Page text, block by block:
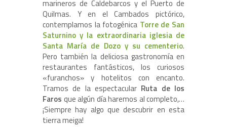
marineros de Caldebarcos y el Puerto de
Quilmas. Y en el Cambados pictórico,
contemplamos la fotogénica Torre de San
Saturnino y la extraordinaria iglesia de
Santa María de Dozo y su cementerio.
Pero también la deliciosa gastronomía en
restaurantes fantásticos, los curiosos
«furanchos» y hotelitos con encanto.
Tramos de la espectacular Ruta de los
Faros que algún día haremos al completo,…
¡Siempre hay algo que descubrir en esta
tierra meiga!